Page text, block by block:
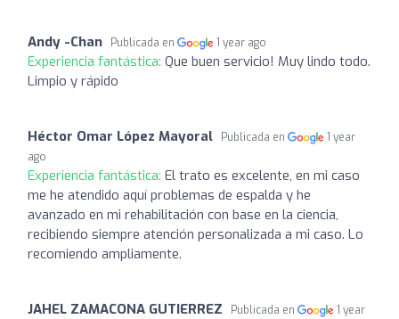
Andy -Chan Publicada en 1 year ago
Experiencia fantástica: Que buen servicio! Muy lindo todo.
Limpio y rápido
Héctor Omar López Mayoral Publicada en
1 year
ago
Experiencia fantástica: El trato es excelente, en mi caso
me he atendido aquí problemas de espalda y he
avanzado en mi rehabilitación con base en la ciencia,
recibiendo siempre atención personalizada a mi caso. Lo
recomiendo ampliamente.
JAHEL ZAMACONA GUTIERREZ Publicada en
1 year